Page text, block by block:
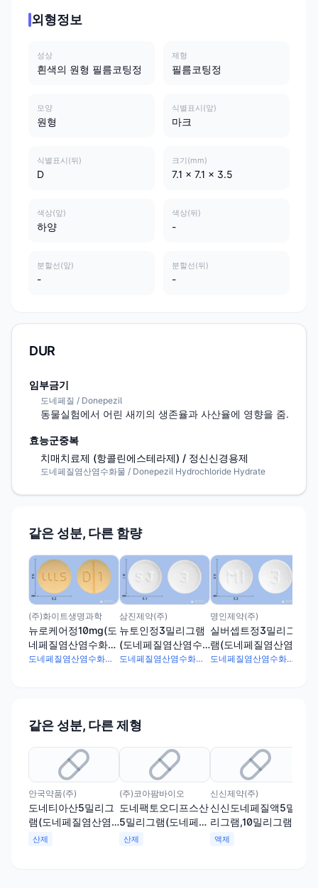
외형정보
성상
흰색의 원형 필름코팅정
제형
필름코팅정
모양
원형
식별표시(앞)
마크
식별표시(뒤)
D
크기(mm)
7.1 x 7.1 x 3.5
색상(앞)
하양
색상(뒤)
-
분할선(앞)
-
분할선(뒤)
-
DUR
임부금기
도네페질 / Donepezil
동물실험에서 어린 새끼의 생존율과 사산율에 영향을 줌.
효능군중복
치매치료제 (항콜린에스테라제) / 정신신경용제
도네페질염산염수화물 / Donepezil Hydrochloride Hydrate
같은 성분, 다른 함량
(주)화이트생명과학
뉴로케어정10mg(도
네페질염산염수화
물)
도네페질염산염수화물 10.43mg
삼진제약(주)
뉴토인정3밀리그램
(도네페질염산염수
화물)
도네페질염산염수화물 3.129mg
명인제약(주)
실버셉트정3밀리그
램(도네페질염산염
수화물)
도네페질염산염수화물 3.13mg
같은 성분, 다른 제형
안국약품(주)
도네티아산5밀리그
램(도네페질염산염
수화물), 도네티아산
산제
(주)코아팜바이오
도네팩토오디프스산
5밀리그램(도네페질
염산염수화물), 도네
산제
신신제약(주)
신신도네페질액5밀
리그램,10밀리그램
(도네페질염산염수
액제